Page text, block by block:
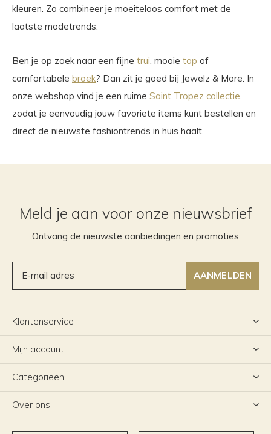
kleuren. Zo combineer je moeiteloos comfort met de
laatste modetrends.
Ben je op zoek naar een fijne trui, mooie top of
comfortabele broek? Dan zit je goed bij Jewelz & More. In
onze webshop vind je een ruime Saint Tropez collectie,
zodat je eenvoudig jouw favoriete items kunt bestellen en
direct de nieuwste fashiontrends in huis haalt.
Meld je aan voor onze nieuwsbrief
Ontvang de nieuwste aanbiedingen en promoties
AANMELDEN
Klantenservice
Mijn account
Categorieën
Over ons